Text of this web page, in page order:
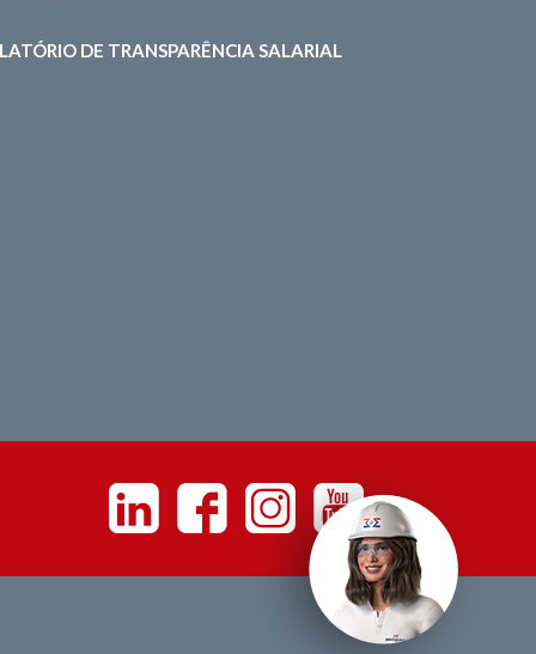
DE TRANSPARÊNCIA SALARIAL
Linkedin Facebook InstagramYoutube